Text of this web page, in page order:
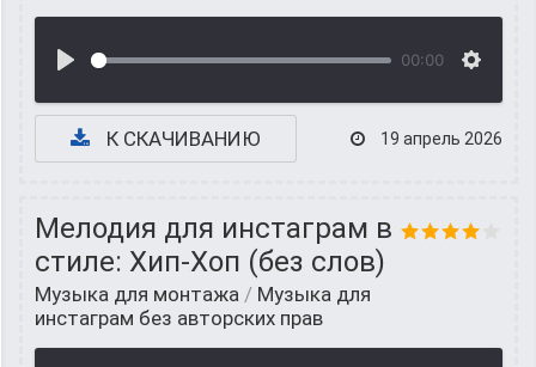
00:00
К СКАЧИВАНИЮ 19 апрель 2026
Мелодия для инстаграм в
стиле: Хип-Хоп (без слов)
Музыка для монтажа / Музыка для
инстаграм без авторских прав